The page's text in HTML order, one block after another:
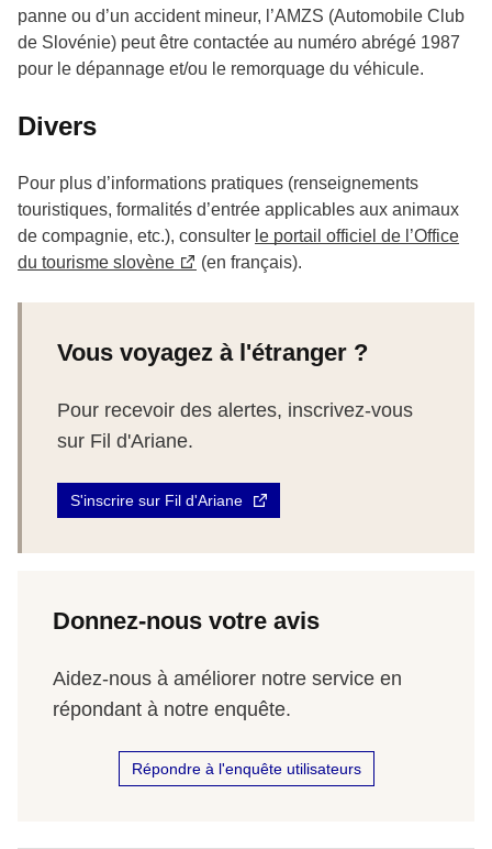
panne ou d’un accident mineur, l’AMZS (Automobile Club
de Slovénie) peut être contactée au numéro abrégé 1987
pour le dépannage et/ou le remorquage du véhicule.
Divers
Pour plus d’informations pratiques (renseignements
touristiques, formalités d’entrée applicables aux animaux
de compagnie, etc.), consulter le portail officiel de l’Office
du tourisme slovène
(en français).
Vous voyagez à l'étranger ?
Pour recevoir des alertes, inscrivez-vous
sur Fil d'Ariane.
S'inscrire sur Fil d'Ariane
Donnez-nous votre avis
Aidez-nous à améliorer notre service en
répondant à notre enquête.
Répondre à l'enquête utilisateurs